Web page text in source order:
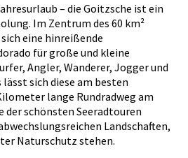
– die Goitzsche ist ein
Im Zentrum des 60 km²
eine hinreißende
für große und kleine
Angler, Wanderer, Jogger und
lässt sich diese am besten
lange Rundradweg am
schönsten Seeradtouren
Landschaften,
Naturschutz stehen.